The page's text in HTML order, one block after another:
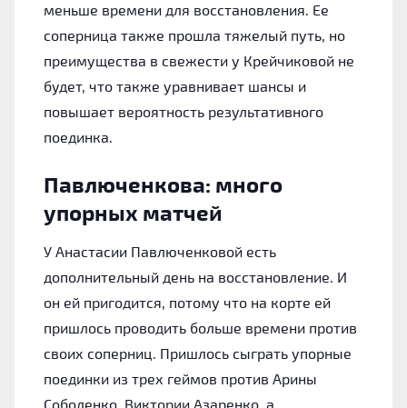
меньше времени для восстановления. Ее
соперница также прошла тяжелый путь, но
преимущества в свежести у Крейчиковой не
будет, что также уравнивает шансы и
повышает вероятность результативного
поединка.
Павлюченкова: много
упорных матчей
У Анастасии Павлюченковой есть
дополнительный день на восстановление. И
он ей пригодится, потому что на корте ей
пришлось проводить больше времени против
своих соперниц. Пришлось сыграть упорные
поединки из трех геймов против Арины
Соболенко, Виктории Азаренко, а